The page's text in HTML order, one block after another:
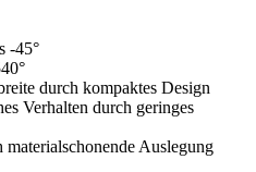
-45°
durch kompaktes Design
Verhalten durch geringes
Auslegung